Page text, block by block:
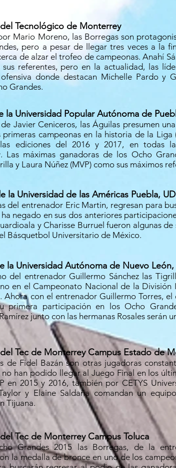
Tecnológico de Monterrey
Mario Moreno, las Borregas son
pero a pesar de llegar tres veces a la
de alzar el trofeo de campeonas. Anahí
sus referentes, pero en la actualidad, las
donde destacan Michelle Pardo y
Grandes.
la Universidad Popular Autónoma de
Javier Ceniceros, las Águilas presumen
primeras campeonas en la historia de la Liga
ediciones del 2016 y 2017, en todas
Las máximas ganadoras de los Ocho
y Laura Núñez (MVP) como sus máximos
la Universidad de las Américas Puebla,
del entrenador Eric Martin, regresan para
ha negado en sus dos anteriores
y Charisse Burruel fueron algunas
Básquetbol Universitario de México.
la Universidad Autónoma de Nuevo León,
del entrenador Guillermo Sánchez las
en el Campeonato Nacional de la División
Ahora con el entrenador Guillermo Torres,
primera participación en los Ocho
junto con las hermanas Rosales serán
Tec de Monterrey Campus Estado de
de Fidel Bazán son otras jugadoras
han podido llegar al Juego Final en los
en 2015 y 2016, también por CETYS
y Elaine Saldaña comandan un
Tijuana.
Tec de Monterrey Campus Toluca
Grandes 2015 las Borregas, de la
la medalla de bronce en uno de los